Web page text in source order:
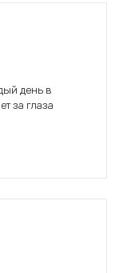
день в
за глаза